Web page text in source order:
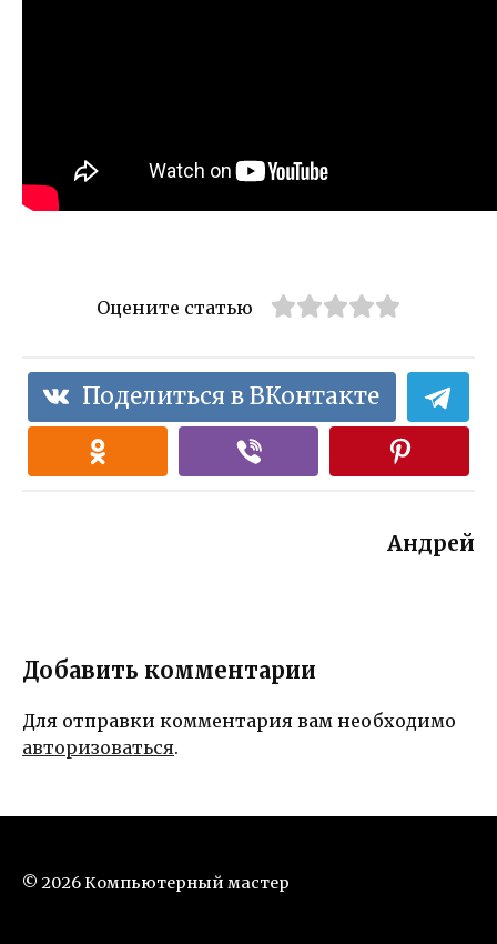
Оцените статью
Поделиться в ВКонтакте
Андрей
Добавить комментарии
Для отправки комментария вам необходимо
авторизоваться.
© 2026 Компьютерный мастер